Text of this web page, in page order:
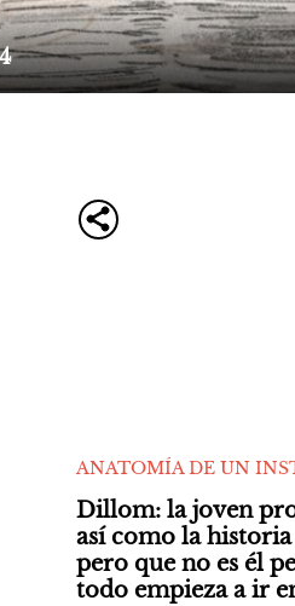
ANATOMÍA DE UN
Dillom: la joven
así como la
pero que no es él
todo empieza a ir